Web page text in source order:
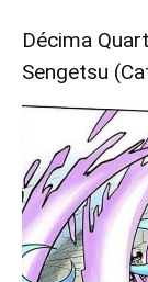
Décima
Sengetsu